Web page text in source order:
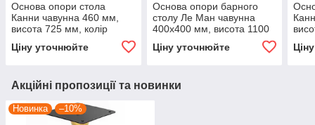
Основа опори стола
Канни чавунна 460 мм,
висота 725 мм, колір
чорний, для бару, кафе,
ресторану
Ціну уточнюйте
Основа опори барного
столу Ле Ман чавунна
400х400 мм, висота 1100
бару, кафе, ресторану
Ціну уточнюйте
Акційні пропозиції та новинки
Новинка –10%